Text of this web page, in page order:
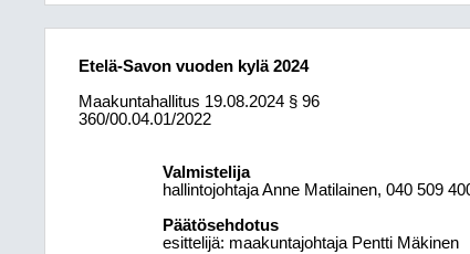
Etelä-Savon vuoden kylä 2024
Maakuntahallitus 19.08.2024 § 96
360/00.04.01/2022
Valmistelija
hallintojohtaja Anne Matilainen, 040 509
Päätösehdotus
esittelijä: maakuntajohtaja Pentti Mäkinen